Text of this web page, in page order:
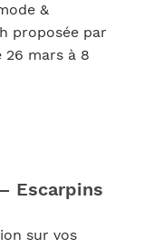
&
proposée par
26 mars à 8
Escarpins
sur vos